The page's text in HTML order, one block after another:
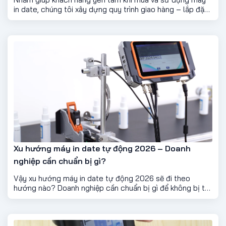
in date, chúng tôi xây dựng quy trình giao hàng – lắp đặt
– hướng dẫn sử dụng chuyên nghiệp, nhanh chóng và
Xu hướng máy in date tự động 2026 – Doanh
nghiệp cần chuẩn bị gì?
Vậy xu hướng máy in date tự động 2026 sẽ đi theo
hướng nào? Doanh nghiệp cần chuẩn bị gì để không bị tụt
lại phía sau?